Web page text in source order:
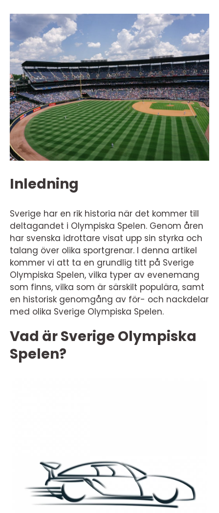
Inledning
Sverige har en rik historia när det kommer till
deltagandet i Olympiska Spelen. Genom åren
har svenska idrottare visat upp sin styrka och
talang över olika sportgrenar. I denna artikel
kommer vi att ta en grundlig titt på Sverige
Olympiska Spelen, vilka typer av evenemang
som finns, vilka som är särskilt populära, samt
en historisk genomgång av för- och nackdelar
med olika Sverige Olympiska Spelen.
Vad är Sverige Olympiska
Spelen?